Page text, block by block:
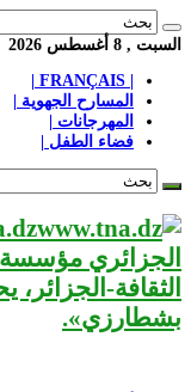
السبت , 8 أغسطس 2026
المسارح الجهوية |
المهرجانات |
فضاء الطفل |
الجزائري مؤسسة
الثقافة-
بشطارزي».